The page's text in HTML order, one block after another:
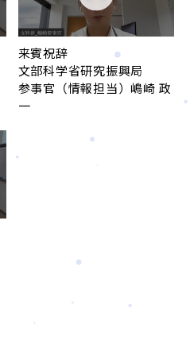
来賓祝辞
文部科学省研究振興局
参事官（情報担当）嶋崎 政
一